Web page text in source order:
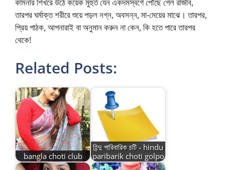
তারপর ঘর্মাক্ত শরীরে শুয়ে পড়ল নগ্ন, অবসন্ন, মা-মেয়ের মাঝে। তারপর,
প্রিয় পাঠক, আপনারাই বা অনুমান করুন না কেন, কি হতে পারে তারপর
থেকে!
Related Posts:
bangla choti club
হিন্দু পারিবারিক চটি - hindu
paribarik choti golpo